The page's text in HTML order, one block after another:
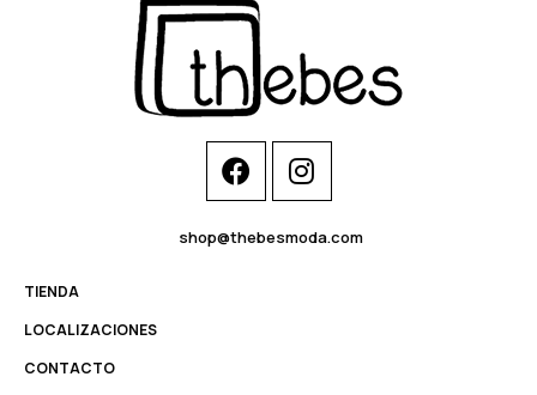
shop@thebesmoda.com
TIENDA
LOCALIZACIONES
CONTACTO